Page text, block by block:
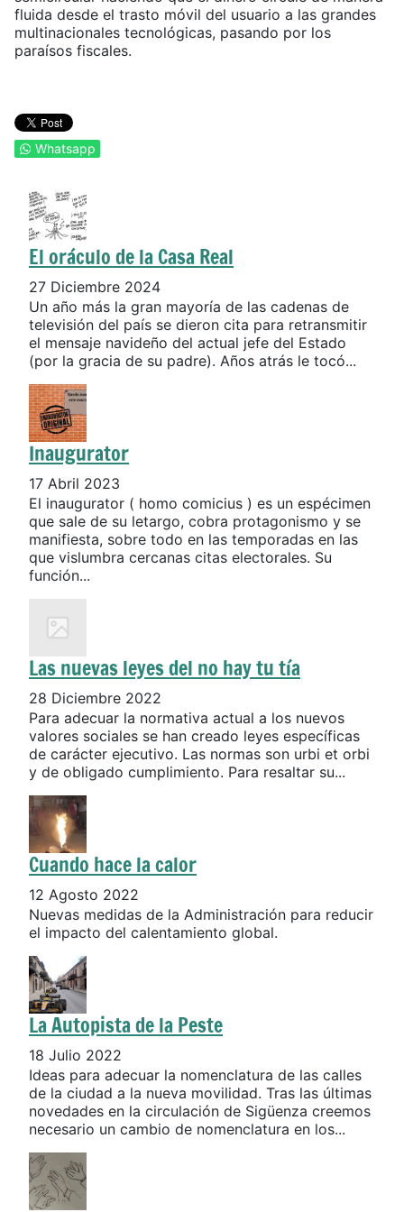
fluida desde el trasto móvil del usuario a las grandes
multinacionales tecnológicas, pasando por los
paraísos fiscales.
Whatsapp
El oráculo de la Casa Real
27 Diciembre 2024
Un año más la gran mayoría de las cadenas de
televisión del país se dieron cita para retransmitir
el mensaje navideño del actual jefe del Estado
(por la gracia de su padre). Años atrás le tocó...
Inaugurator
17 Abril 2023
El inaugurator ( homo comicius ) es un espécimen
que sale de su letargo, cobra protagonismo y se
manifiesta, sobre todo en las temporadas en las
que vislumbra cercanas citas electorales. Su
función...
Las nuevas leyes del no hay tu tía
28 Diciembre 2022
Para adecuar la normativa actual a los nuevos
valores sociales se han creado leyes específicas
de carácter ejecutivo. Las normas son urbi et orbi
y de obligado cumplimiento. Para resaltar su...
Cuando hace la calor
12 Agosto 2022
Nuevas medidas de la Administración para reducir
el impacto del calentamiento global.
La Autopista de la Peste
18 Julio 2022
Ideas para adecuar la nomenclatura de las calles
de la ciudad a la nueva movilidad. Tras las últimas
novedades en la circulación de Sigüenza creemos
necesario un cambio de nomenclatura en los...